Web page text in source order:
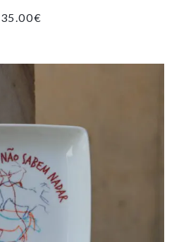
35.00€